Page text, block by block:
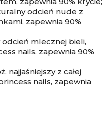
odcień nude z
zapewnia 90%
mlecznej bieli,
nails, zapewnia 90%
najjaśniejszy z całej
nails, zapewnia